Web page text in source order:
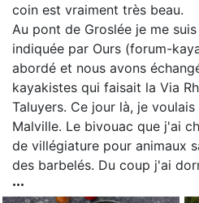
coin est vraiment très beau.
Au pont de Groslée je me
indiquée par Ours (forum-
abordé et nous avons
kayakistes qui faisait la Via
Taluyers. Ce jour là, je
Malville. Le bivouac que j'ai
de villégiature pour animaux
des barbelés. Du coup j'ai